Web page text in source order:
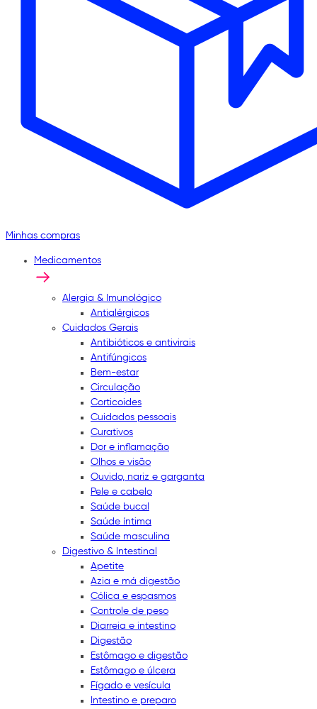
Minhas compras
Medicamentos
Alergia & Imunológico
Antialérgicos
Cuidados Gerais
Antibióticos e antivirais
Antifúngicos
Bem-estar
Circulação
Corticoides
Cuidados pessoais
Curativos
Dor e inflamação
Olhos e visão
Ouvido, nariz e garganta
Pele e cabelo
Saúde bucal
Saúde íntima
Saúde masculina
Digestivo & Intestinal
Apetite
Azia e má digestão
Cólica e espasmos
Controle de peso
Diarreia e intestino
Digestão
Estômago e digestão
Estômago e úlcera
Fígado e vesícula
Intestino e preparo